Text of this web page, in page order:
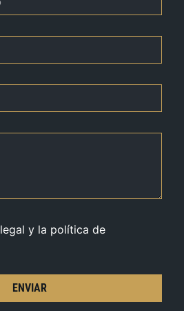
y la política de
ENVIAR